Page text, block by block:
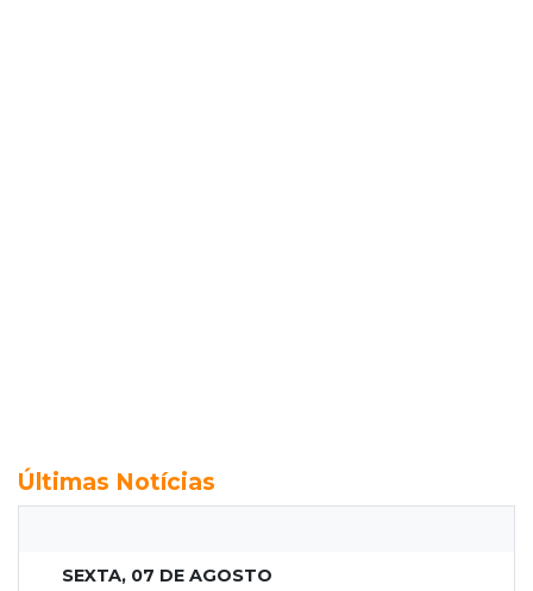
Últimas Notícias
SEXTA, 07 DE AGOSTO